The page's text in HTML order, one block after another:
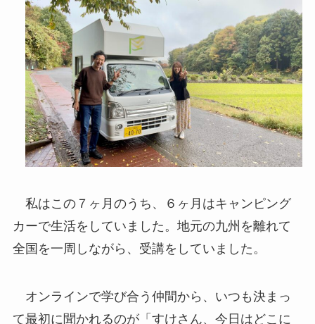
私はこの７ヶ月のうち、６ヶ月はキャンピング
カーで生活をしていました。地元の九州を離れて
全国を一周しながら、受講をしていました。
オンラインで学び合う仲間から、いつも決まっ
て最初に聞かれるのが「すけさん、今日はどこに